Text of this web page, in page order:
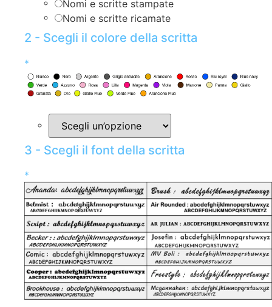
Nomi e scritte stampate
Nomi e scritte ricamate
2 - Scegli il colore della scritta
*
3 - Scegli il font della scritta
*